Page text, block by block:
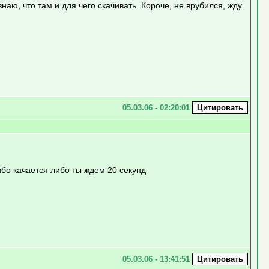
что там и для чего скачивать. Короче, не врубился, жду
05.03.06 - 02:20:01
качается либо ты ждем 20 секунд
05.03.06 - 13:41:51